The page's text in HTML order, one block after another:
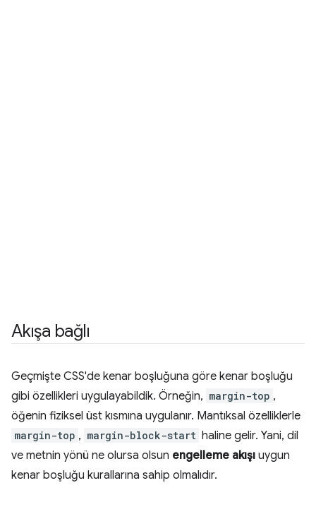
Akışa bağlı
Geçmişte CSS'de kenar boşluğuna göre kenar boşluğu
gibi özellikleri uygulayabildik. Örneğin, margin-top ,
öğenin fiziksel üst kısmına uygulanır. Mantıksal özelliklerle
margin-top , margin-block-start haline gelir. Yani, dil
ve metnin yönü ne olursa olsun engelleme akışı uygun
kenar boşluğu kurallarına sahip olmalıdır.